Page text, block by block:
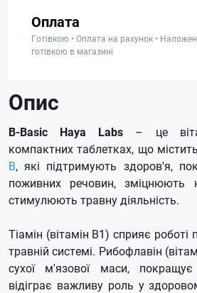
Оплата
Готівкою • Оплата на рахунок •
готівкою в магазині
Опис
B-Basic Haya Labs – це
компактних таблетках, що містить
B, які підтримують здоров'я,
поживних речовин, зміцнюють
стимулюють травну діяльність.
Тіамін (вітамін B1) сприяє
травній системі. Рибофлавін
сухої м'язової маси,
відіграє важливу роль у